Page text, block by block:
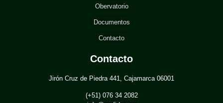
Obervatorio
Documentos
Contacto
Contacto
Jirón Cruz de Piedra 441, Cajamarca 06001
(+51) 076 34 2082